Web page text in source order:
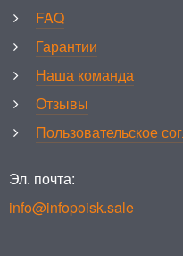
FAQ
Гарантии
Наша команда
Отзывы
Пользовательское
Эл. почта:
info@infopoisk.sale